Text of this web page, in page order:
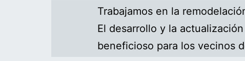
Trabajamos en la
El desarrollo y la
beneficioso para los vecinos